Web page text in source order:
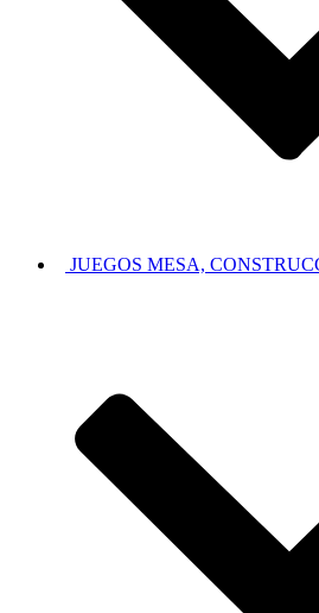
JUEGOS MESA,